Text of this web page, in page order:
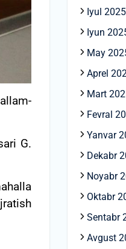
G.
Iyul 2025
Iyun
May
Aprel
Mart
Fevral
Yanvar
Dekabr
Noyabr
Oktabr
Sentabr
Avgust